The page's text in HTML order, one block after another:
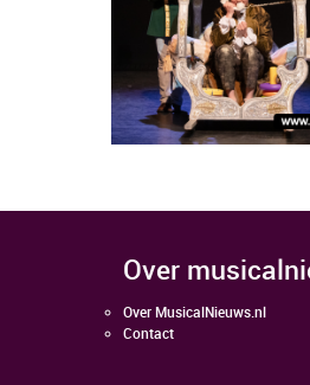
over
Over MusicalNieuws.nl
Contact